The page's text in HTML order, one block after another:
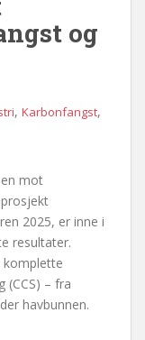
og
, Karbonfangst,
mot
2025, er inne i
resultater.
komplette
(CCS) – fra
havbunnen.